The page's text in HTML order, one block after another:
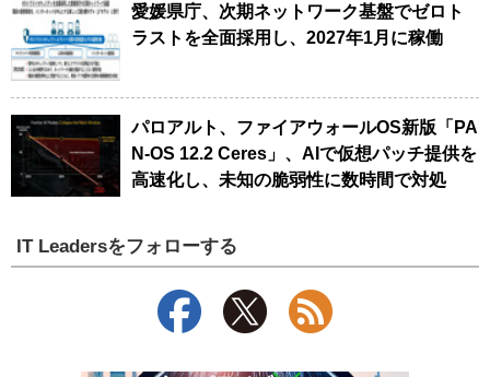
愛媛県庁、次期ネットワーク基盤でゼロト
ラストを全面採用し、2027年1月に稼働
パロアルト、ファイアウォールOS新版「PA
N-OS 12.2 Ceres」、AIで仮想パッチ提供を
高速化し、未知の脆弱性に数時間で対処
IT Leadersをフォローする